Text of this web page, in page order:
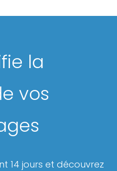
la
vos
14 jours et découvrez